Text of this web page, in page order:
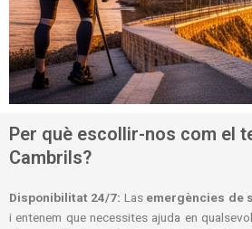
Per què escollir-nos com el
Cambrils?
Disponibilitat 24/7: Las emergències de
i entenem que necessites ajuda en